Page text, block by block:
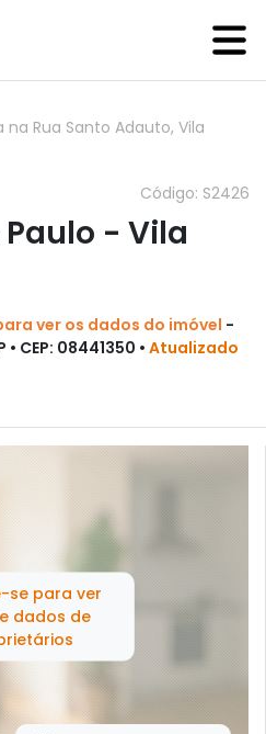
Rua Santo Adauto, Vila
Código: S2426
- Vila
ver os dados do imóvel -
CEP: 08441350 • Atualizado
se para ver
dados de